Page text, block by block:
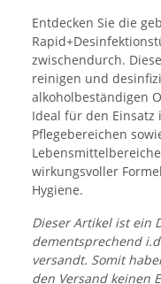
Entdecken Sie die
zwischendurch.
reinigen und
alkoholbeständigen
Ideal für den Einsatz
Pflegebereichen
wirkungsvoller
Hygiene.
Dieser Artikel ist ein
dementsprechend
versandt. Somit
den Versand keinen